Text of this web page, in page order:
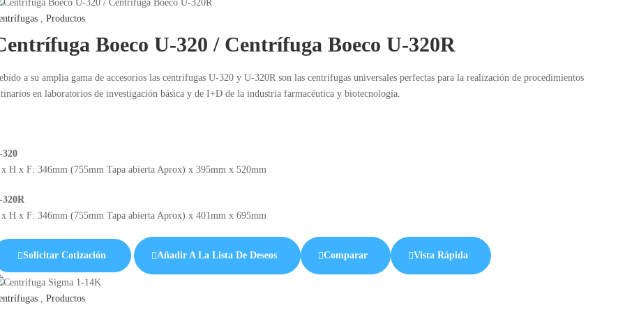
, Productos
Boeco U-320 / Centrífuga Boeco U-320R
a su amplia gama de accesorios las centrifugas U-320 y U-320R son las centrifugas universales perfectas para la realización de procedimientos
en laboratorios de investigación básica y de I+D de la industria farmacéutica y biotecnología.
320
H x F: 346mm (755mm Tapa abierta Aprox) x 395mm x 520mm
320R
H x F: 346mm (755mm Tapa abierta Aprox) x 401mm x 695mm
Solicitar Cotización Añadir A La Lista De Deseos Comparar Vista Rápida
, Productos